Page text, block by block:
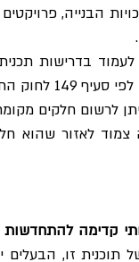
בדרישות
והבניה.
לרשום חלקים